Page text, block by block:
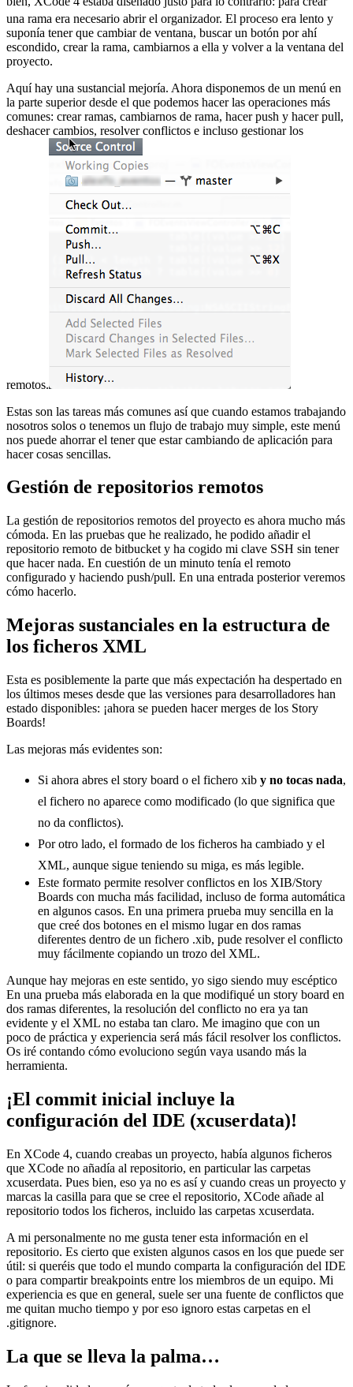
una rama era necesario abrir el organizador. El proceso era lento y
suponía tener que cambiar de ventana, buscar un botón por ahí
escondido, crear la rama, cambiarnos a ella y volver a la ventana del
proyecto.
Aquí hay una sustancial mejoría. Ahora disponemos de un menú en
la parte superior desde el que podemos hacer las operaciones más
comunes: crear ramas, cambiarnos de rama, hacer push y hacer pull,
deshacer cambios, resolver conflictos e incluso gestionar los
remotos.
Estas son las tareas más comunes así que cuando estamos trabajando
nosotros solos o tenemos un flujo de trabajo muy simple, este menú
nos puede ahorrar el tener que estar cambiando de aplicación para
hacer cosas sencillas.
Gestión de repositorios remotos
La gestión de repositorios remotos del proyecto es ahora mucho más
cómoda. En las pruebas que he realizado, he podido añadir el
repositorio remoto de bitbucket y ha cogido mi clave SSH sin tener
que hacer nada. En cuestión de un minuto tenía el remoto
configurado y haciendo push/pull. En una entrada posterior veremos
cómo hacerlo.
Mejoras sustanciales en la estructura de
los ficheros XML
Esta es posiblemente la parte que más expectación ha despertado en
los últimos meses desde que las versiones para desarrolladores han
estado disponibles: ¡ahora se pueden hacer merges de los Story
Boards!
Las mejoras más evidentes son:
Si ahora abres el story board o el fichero xib y no tocas nada,
el fichero no aparece como modificado (lo que significa que
no da conflictos).
Por otro lado, el formado de los ficheros ha cambiado y el
XML, aunque sigue teniendo su miga, es más legible.
Este formato permite resolver conflictos en los XIB/Story
Boards con mucha más facilidad, incluso de forma automática
en algunos casos. En una primera prueba muy sencilla en la
que creé dos botones en el mismo lugar en dos ramas
diferentes dentro de un fichero .xib, pude resolver el conflicto
muy fácilmente copiando un trozo del XML.
Aunque hay mejoras en este sentido, yo sigo siendo muy escéptico
En una prueba más elaborada en la que modifiqué un story board en
dos ramas diferentes, la resolución del conflicto no era ya tan
evidente y el XML no estaba tan claro. Me imagino que con un
poco de práctica y experiencia será más fácil resolver los conflictos.
Os iré contando cómo evoluciono según vaya usando más la
herramienta.
¡El commit inicial incluye la
configuración del IDE (xcuserdata)!
En XCode 4, cuando creabas un proyecto, había algunos ficheros
que XCode no añadía al repositorio, en particular las carpetas
xcuserdata. Pues bien, eso ya no es así y cuando creas un proyecto y
marcas la casilla para que se cree el repositorio, XCode añade al
repositorio todos los ficheros, incluido las carpetas xcuserdata.
A mi personalmente no me gusta tener esta información en el
repositorio. Es cierto que existen algunos casos en los que puede ser
útil: si queréis que todo el mundo comparta la configuración del IDE
o para compartir breakpoints entre los miembros de un equipo. Mi
experiencia es que en general, suele ser una fuente de conflictos que
me quitan mucho tiempo y por eso ignoro estas carpetas en el
.gitignore.
La que se lleva la palma…